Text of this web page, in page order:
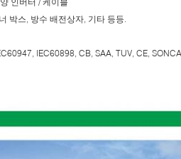
박스, 방수 배전상자, 기타 등등.
IEC60898, CB, SAA, TUV, CE,